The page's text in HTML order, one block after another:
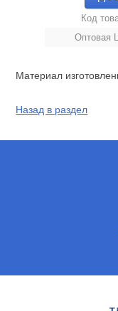
Код
Оптовая
Материал
Назад в раздел